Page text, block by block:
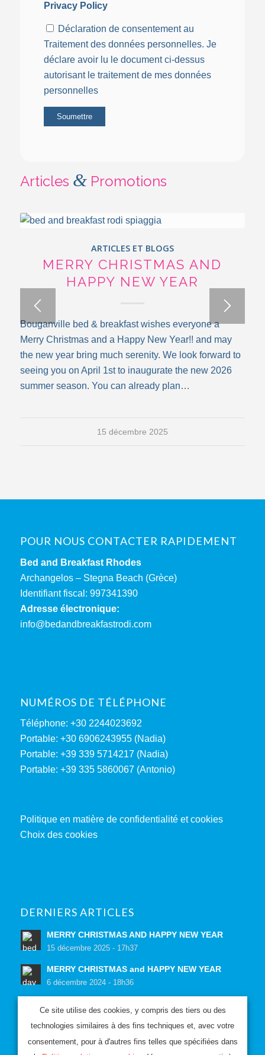
Privacy Policy
Déclaration de consentement au
Traitement des données personnelles. Je
déclare avoir lu le document ci-dessus
autorisant le traitement de mes données
personnelles
Articles &Promotions
ARTICLES ET BLOGS
MERRY CHRISTMAS AND
HAPPY NEW YEAR
Bouganville bed & breakfast wishes everyone a
Merry Christmas and a Happy New Year!! and may
the new year bring much serenity. We look forward to
seeing you on April 1st to inaugurate the new 2026
summer season. You can already plan…
15 décembre 2025
POUR NOUS CONTACTER RAPIDEMENT
Bed and Breakfast Rhodes
Archangelos – Stegna Beach (Grèce)
Identifiant fiscal: 997341390
Adresse électronique:
info@bedandbreakfastrodi.com
NUMÉROS DE TÉLÉPHONE
Téléphone: +30 2244023692
Portable: +30 6906243955 (Nadia)
Portable: +39 339 5714217 (Nadia)
Portable: +39 335 5860067 (Antonio)
Politique en matière de confidentialité et cookies
Choix des cookies
DERNIERS ARTICLES
MERRY CHRISTMAS AND HAPPY NEW YEAR
15 décembre 2025 - 17h37
MERRY CHRISTMAS and HAPPY NEW YEAR
6 décembre 2024 - 18h36
SITE RÉALISÉ PAR
Web agency Milano,
Ce site utilise des cookies, y compris des tiers ou des
technologies similaires à des fins techniques et, avec votre
consentement, pour à d'autres fins telles que spécifiées dans